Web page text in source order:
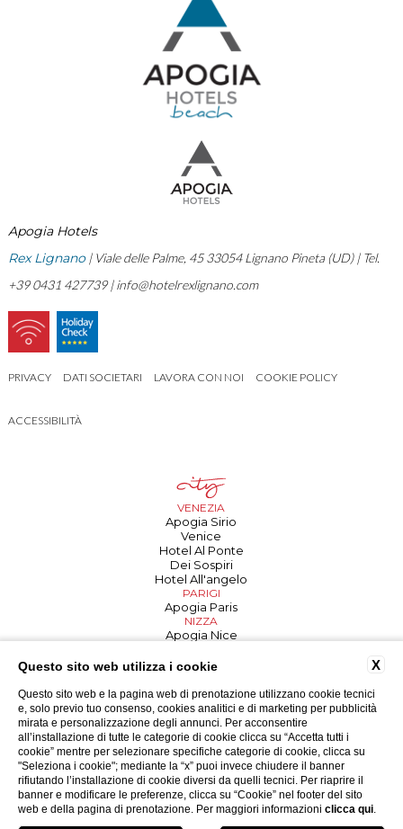
Apogia Hotels
Rex Lignano| Viale delle Palme, 45 33054 Lignano Pineta (UD) | Tel.
+39 0431 427739 |info@hotelrexlignano.com
PRIVACY DATI SOCIETARI LAVORA CON NOI COOKIE POLICY
ACCESSIBILITÀ
VENEZIA
Apogia Sirio
Venice
Hotel Al Ponte
Dei Sospiri
Hotel All'angelo
PARIGI
Apogia Paris
NIZZA
Apogia Nice
Hotel Carlton
Suites
PADOVA
Hotel Donatello
BIBIONE
Bellevue
Excelsior
CAORLE
Karinzia
Astoria
JESOLO
Condor
Pigalle
LIGNANO
Medusa Splendid
Park Hotel
X
Questo sito web utilizza i cookie
Questo sito web e la pagina web di prenotazione utilizzano cookie tecnici
e, solo previo tuo consenso, cookies analitici e di marketing per pubblicità
mirata e personalizzazione degli annunci. Per acconsentire
all’installazione di tutte le categorie di cookie clicca su “Accetta tutti i
cookie” mentre per selezionare specifiche categorie di cookie, clicca su
"Seleziona i cookie"; mediante la “x” puoi invece chiudere il banner
rifiutando l’installazione di cookie diversi da quelli tecnici. Per riaprire il
banner e modificare le preferenze, clicca su “Cookie” nel footer del sito
web e della pagina di prenotazione. Per maggiori informazioni clicca qui.